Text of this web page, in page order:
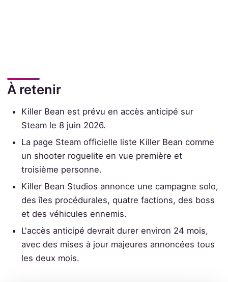
À retenir
Killer Bean est prévu en accès anticipé sur
Steam le 8 juin 2026.
La page Steam officielle liste Killer Bean comme
un shooter roguelite en vue première et
troisième personne.
Killer Bean Studios annonce une campagne solo,
des îles procédurales, quatre factions, des boss
et des véhicules ennemis.
L'accès anticipé devrait durer environ 24 mois,
avec des mises à jour majeures annoncées tous
les deux mois.